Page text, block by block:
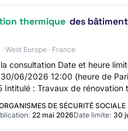
thermique des
West Europe · France
consultation Date et heure
06/2026 12:00 (heure de
Intitulé : Travaux de rénovation
de la CCSS LOZERE O…
DE SÉCURITÉ SOCIALE
22 mai 2026Date limite: 30